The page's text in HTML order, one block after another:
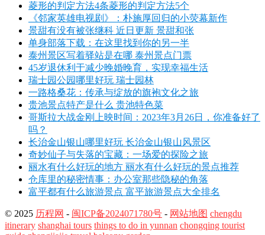
菱形的判定方法4条菱形的判定方法5个
《邻家英雄电视剧》：朴施厚回归的小荧幕新作
景甜有没有被张继科 近日更新 景甜和张
单身部落下载：在这里找到你的另一半
泰州景区写着驿站是在哪 泰州景点门票
45岁退休利于减少晚婚晚育，实现幸福生活
瑞士园公园哪里好玩 瑞士园林
一路格桑花：传承与绽放的旗袍文化之旅
贵池景点特产是什么 贵池特色菜
哥斯拉大战金刚上映时间：2023年3月26日，你准备好了
吗？
长治金山银山哪里好玩 长治金山银山风景区
奇妙仙子与失落的宝藏：一场爱的探险之旅
丽水有什么好玩的地方 丽水有什么好玩的景点推荐
仓库里的秘密情事：办公室那些隐秘的角落
富平都有什么旅游景点 富平旅游景点大全排名
© 2025 历程网 - 闽ICP备2024071780号 - 网站地图 chengdu
itinerary shanghai tours things to do in yunnan chongqing tourist